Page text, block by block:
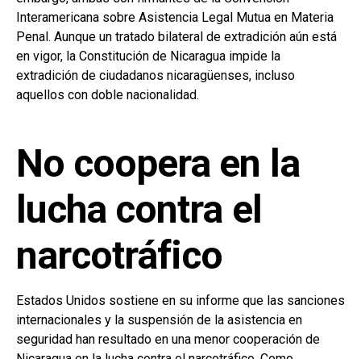
Interamericana sobre Asistencia Legal Mutua en Materia
Penal. Aunque un tratado bilateral de extradición aún está
en vigor, la Constitución de Nicaragua impide la
extradición de ciudadanos nicaragüenses, incluso
aquellos con doble nacionalidad.
No coopera en la
lucha contra el
narcotráfico
Estados Unidos sostiene en su informe que las sanciones
internacionales y la suspensión de la asistencia en
seguridad han resultado en una menor cooperación de